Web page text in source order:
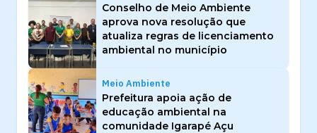
Conselho de Meio Ambiente
aprova nova resolução que
atualiza regras de licenciamento
ambiental no município
Meio Ambiente
Prefeitura apoia ação de
educação ambiental na
comunidade Igarapé Açu